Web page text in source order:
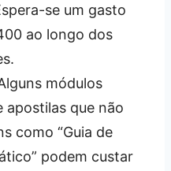
se um gasto
ao longo dos
módulos
apostilas que não
como “Guia de
podem custar